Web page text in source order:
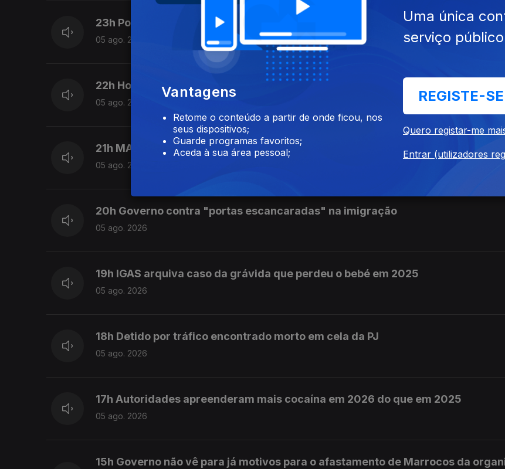
23h Ponte 25 de abril com espetáculo de drones
05 ago. 2026
22h Houve 3 detenções na operação SkyDrop
05 ago. 2026
21h MAI: Polémicas causam desconforto na Polícia Judiciária
05 ago. 2026
20h Governo contra "portas escancaradas" na imigração
05 ago. 2026
19h IGAS arquiva caso da grávida que perdeu o bebé em 2025
05 ago. 2026
18h Detido por tráfico encontrado morto em cela da PJ
05 ago. 2026
17h Autoridades apreenderam mais cocaína em 2026 do que em 2025
05 ago. 2026
15h Governo não vê para já motivos para o afastamento de Marrocos da
Vantagens
Retome o conteúdo a partir de onde ficou, nos
seus dispositivos;
Guarde programas favoritos;
Aceda à sua área pessoal;
Uma única
serviço
REGISTE-
Quero registar-me
Entrar (utilizadores